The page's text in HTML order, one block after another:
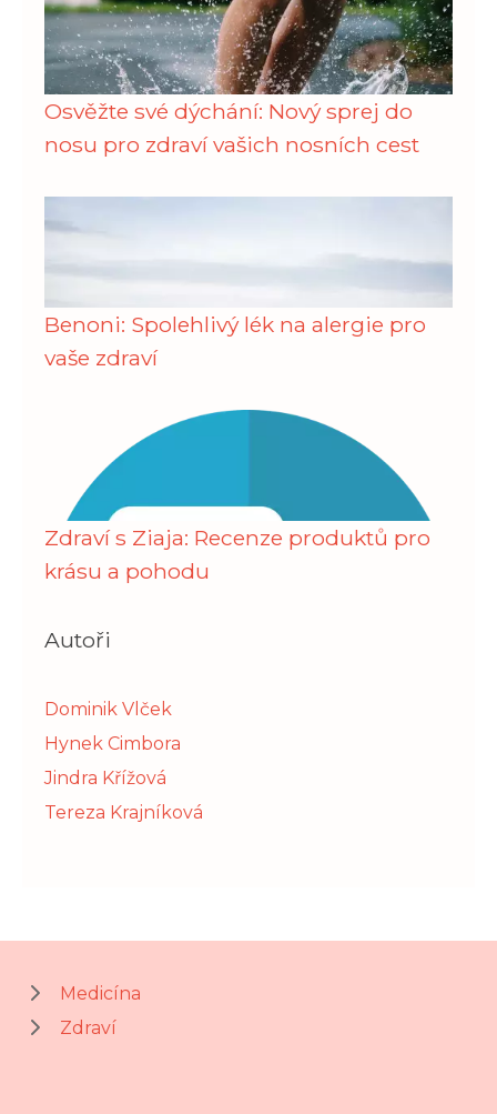
Osvěžte své dýchání: Nový sprej do
nosu pro zdraví vašich nosních cest
Benoni: Spolehlivý lék na alergie pro
vaše zdraví
Zdraví s Ziaja: Recenze produktů pro
krásu a pohodu
Autoři
Dominik Vlček
Hynek Cimbora
Jindra Křížová
Tereza Krajníková
Medicína
Zdraví